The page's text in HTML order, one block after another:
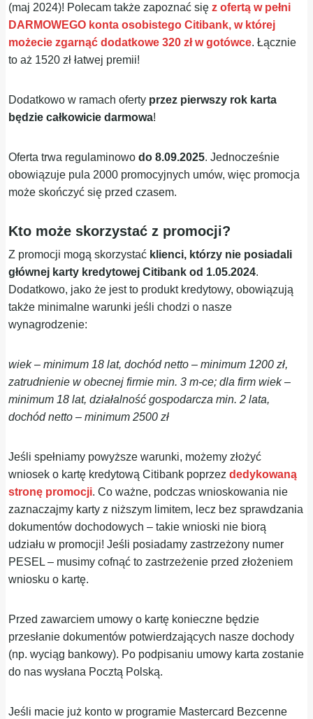
(maj 2024)! Polecam także zapoznać sięz ofertą w pełni
DARMOWEGO konta osobistego Citibank, w której
możecie zgarnąć dodatkowe 320 zł w gotówce. Łącznie
to aż 1520 zł łatwej premii!
Dodatkowo w ramach oferty przez pierwszy rok karta
będzie całkowicie darmowa!
Oferta trwa regulaminowodo 8.09.2025. Jednocześnie
obowiązuje pula 2000 promocyjnych umów, więc promocja
może skończyć się przed czasem.
Kto może skorzystać z promocji?
Z promocji mogą skorzystać klienci, którzy nie posiadali
głównej karty kredytowej Citibank od 1.05.2024.
Dodatkowo, jako że jest to produkt kredytowy, obowiązują
także minimalne warunki jeśli chodzi o nasze
wynagrodzenie:
wiek – minimum 18 lat, dochód netto – minimum 1200 zł,
zatrudnienie w obecnej firmie min. 3 m-ce; dla firm wiek –
minimum 18 lat, działalność gospodarcza min. 2 lata,
dochód netto – minimum 2500 zł
Jeśli spełniamy powyższe warunki, możemy złożyć
wniosek o kartę kredytową Citibank poprzezdedykowaną
stronę promocji. Co ważne, podczas wnioskowania nie
zaznaczajmy karty z niższym limitem, lecz bez sprawdzania
dokumentów dochodowych – takie wnioski nie biorą
udziału w promocji! Jeśli posiadamy zastrzeżony numer
PESEL – musimy cofnąć to zastrzeżenie przed złożeniem
wniosku o kartę.
Przed zawarciem umowy o kartę konieczne będzie
przesłanie dokumentów potwierdzających nasze dochody
(np. wyciąg bankowy). Po podpisaniu umowy karta zostanie
do nas wysłana Pocztą Polską.
Jeśli macie już konto w programie Mastercard Bezcenne